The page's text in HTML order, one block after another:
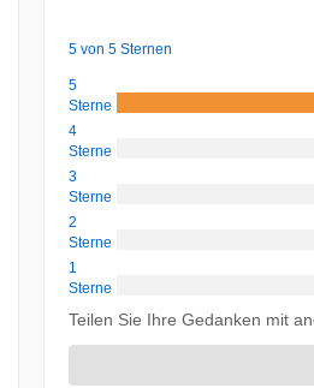
5 von 5 Sternen
5
Sterne
4
Sterne
3
Sterne
2
Sterne
1
Sterne
Teilen Sie Ihre Gedanken mit